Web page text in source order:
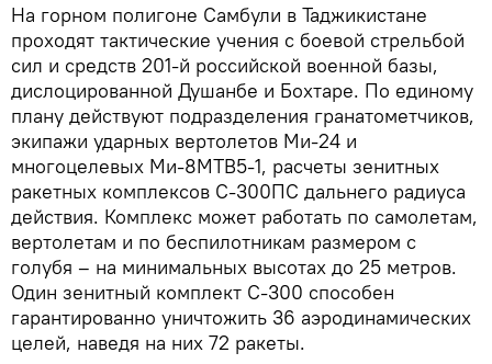
На горном полигоне Самбули в Таджикистане
проходят тактические учения с боевой стрельбой
сил и средств 201-й российской военной базы,
дислоцированной Душанбе и Бохтаре. По единому
плану действуют подразделения гранатометчиков,
экипажи ударных вертолетов Ми-24 и
многоцелевых Ми-8МТВ5-1, расчеты зенитных
ракетных комплексов С-300ПС дальнего радиуса
действия. Комплекс может работать по самолетам,
вертолетам и по беспилотникам размером с
голубя – на минимальных высотах до 25 метров.
Один зенитный комплект С-300 способен
гарантированно уничтожить 36 аэродинамических
целей, наведя на них 72 ракеты.